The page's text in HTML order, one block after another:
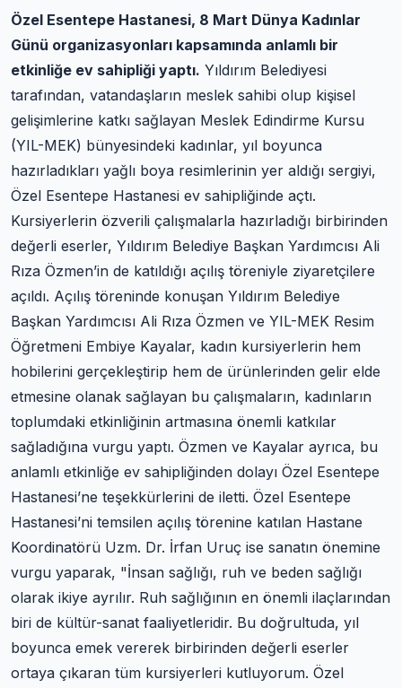
Özel Esentepe Hastanesi, 8 Mart Dünya Kadınlar
Günü organizasyonları kapsamında anlamlı bir
etkinliğe ev sahipliği yaptı. Yıldırım Belediyesi
tarafından, vatandaşların meslek sahibi olup kişisel
gelişimlerine katkı sağlayan Meslek Edindirme Kursu
(YIL-MEK) bünyesindeki kadınlar, yıl boyunca
hazırladıkları yağlı boya resimlerinin yer aldığı sergiyi,
Özel Esentepe Hastanesi ev sahipliğinde açtı.
Kursiyerlerin özverili çalışmalarla hazırladığı birbirinden
değerli eserler, Yıldırım Belediye Başkan Yardımcısı Ali
Rıza Özmen’in de katıldığı açılış töreniyle ziyaretçilere
açıldı. Açılış töreninde konuşan Yıldırım Belediye
Başkan Yardımcısı Ali Rıza Özmen ve YIL-MEK Resim
Öğretmeni Embiye Kayalar, kadın kursiyerlerin hem
hobilerini gerçekleştirip hem de ürünlerinden gelir elde
etmesine olanak sağlayan bu çalışmaların, kadınların
toplumdaki etkinliğinin artmasına önemli katkılar
sağladığına vurgu yaptı. Özmen ve Kayalar ayrıca, bu
anlamlı etkinliğe ev sahipliğinden dolayı Özel Esentepe
Hastanesi’ne teşekkürlerini de iletti. Özel Esentepe
Hastanesi’ni temsilen açılış törenine katılan Hastane
Koordinatörü Uzm. Dr. İrfan Uruç ise sanatın önemine
vurgu yaparak, "İnsan sağlığı, ruh ve beden sağlığı
olarak ikiye ayrılır. Ruh sağlığının en önemli ilaçlarından
biri de kültür-sanat faaliyetleridir. Bu doğrultuda, yıl
boyunca emek vererek birbirinden değerli eserler
ortaya çıkaran tüm kursiyerleri kutluyorum. Özel